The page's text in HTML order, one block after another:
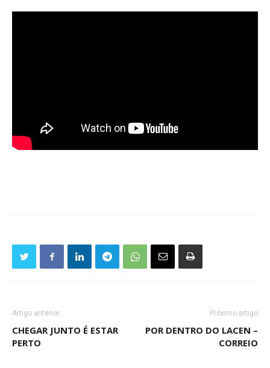
Artigo anterior
CHEGAR JUNTO É ESTAR
PERTO
Próximo artigo
POR DENTRO DO LACEN –
CORREIO